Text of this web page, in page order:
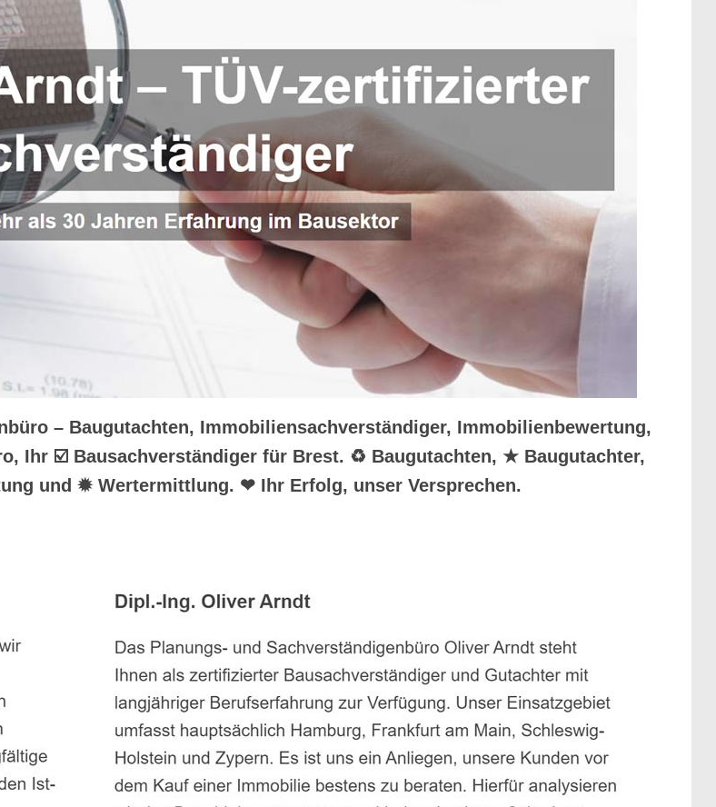
– Baugutachten, Immobiliensachverständiger, Immobilienbewertung,
Ihr ☑️ Bausachverständiger für Brest. ♻ Baugutachten, ★ Baugutachter,
und ✹ Wertermittlung. ❤ Ihr Erfolg, unser Versprechen.